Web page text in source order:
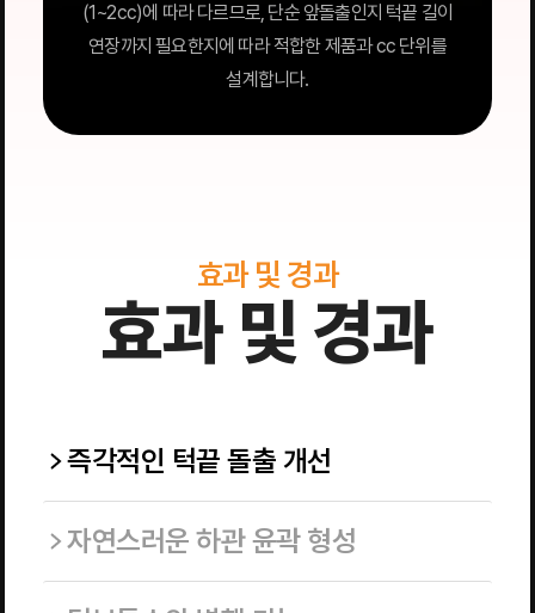
(1~2cc)에 따라 다르므로, 단순 앞돌출인지 턱끝 길이
연장까지 필요한지에 따라 적합한 제품과 cc 단위를
설계합니다.
효과 및 경과
효과 및 경과
즉각적인 턱끝 돌출 개선
자연스러운 하관 윤곽 형성